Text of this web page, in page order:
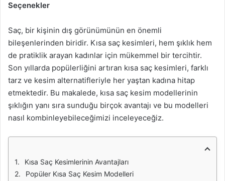
Seçenekler
Saç, bir kişinin dış görünümünün en önemli
bileşenlerinden biridir. Kısa saç kesimleri, hem şıklık hem
de pratiklik arayan kadınlar için mükemmel bir tercihtir.
Son yıllarda popülerliğini artıran kısa saç kesimleri, farklı
tarz ve kesim alternatifleriyle her yaştan kadına hitap
etmektedir. Bu makalede, kısa saç kesim modellerinin
şıklığın yanı sıra sunduğu birçok avantajı ve bu modelleri
nasıl kombinleyebileceğimizi inceleyeceğiz.
Kısa Saç Kesimlerinin Avantajları
Popüler Kısa Saç Kesim Modelleri